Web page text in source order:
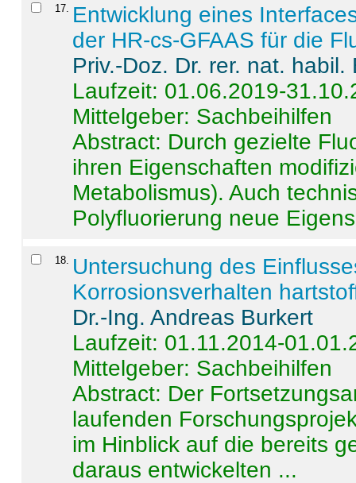
17
Entwicklung eines
der HR-cs-GFAAS für die
Priv.-Doz. Dr. rer. nat.
Laufzeit: 01.06.2019-
Mittelgeber: Sachbeihilfen
Abstract: Durch gezielte
ihren Eigenschaften
Metabolismus). Auch
Polyfluorierung neue
18
Untersuchung des
Korrosionsverhalten
Dr.-Ing. Andreas Burkert
Laufzeit: 01.11.2014-
Mittelgeber: Sachbeihilfen
Abstract: Der
laufenden
im Hinblick auf die bereits
daraus entwickelten ...